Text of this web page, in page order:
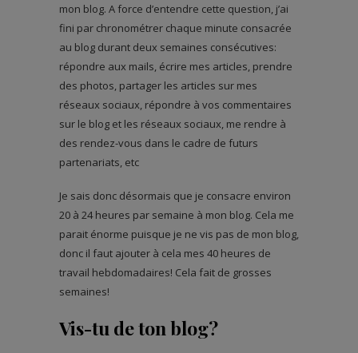
mon blog. A force d’entendre cette question, j’ai
fini par chronométrer chaque minute consacrée
au blog durant deux semaines consécutives:
répondre aux mails, écrire mes articles, prendre
des photos, partager les articles sur mes
réseaux sociaux, répondre à vos commentaires
sur le blog et les réseaux sociaux, me rendre à
des rendez-vous dans le cadre de futurs
partenariats, etc
Je sais donc désormais que je consacre environ
20 à 24 heures par semaine à mon blog. Cela me
parait énorme puisque je ne vis pas de mon blog,
donc il faut ajouter à cela mes 40 heures de
travail hebdomadaires! Cela fait de grosses
semaines!
Vis-tu de ton blog?